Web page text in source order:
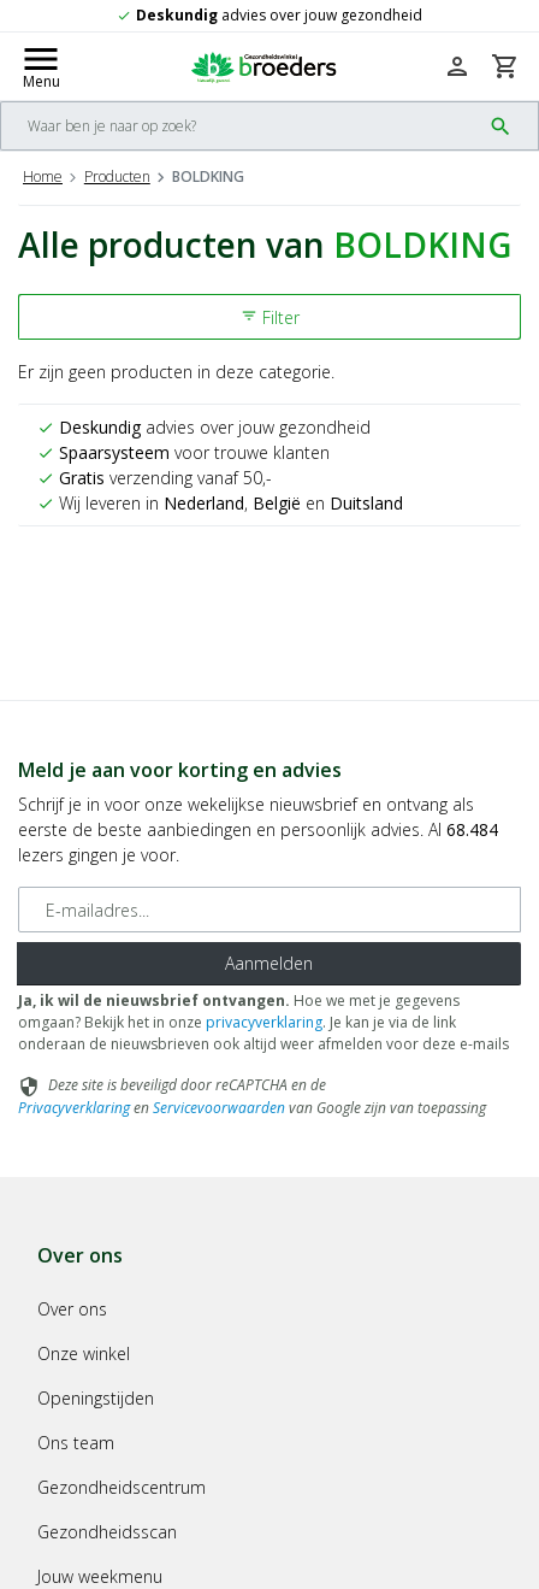
check Deskundig advies over jouw gezondheid
menu
Menu
search
person shopping_cart
Home Producten BOLDKING
Alle producten van BOLDKING
filter_list Filter
Er zijn geen producten in deze categorie.
check Deskundigadvies over jouw gezondheid
check Spaarsysteem voor trouwe klanten
check Gratis verzending vanaf 50,-
check Wij leveren in Nederland, België en Duitsland
Meld je aan voor korting en advies
Schrijf je in voor onze wekelijkse nieuwsbrief en ontvang als
eerste de beste aanbiedingen en persoonlijk advies. Al 68.484
lezers gingen je voor.
E-mailadres
Aanmelden
Ja, ik wil de nieuwsbrief ontvangen. Hoe we met je gegevens
omgaan? Bekijk het in onze privacyverklaring. Je kan je via de link
onderaan de nieuwsbrieven ook altijd weer afmelden voor deze e-mails
security Deze site is beveiligd door reCAPTCHA en de
PrivacyverklaringenServicevoorwaardenvan Google zijn van toepassing
Over ons
Over ons
Onze winkel
Openingstijden
Ons team
Gezondheidscentrum
Gezondheidsscan
Jouw weekmenu